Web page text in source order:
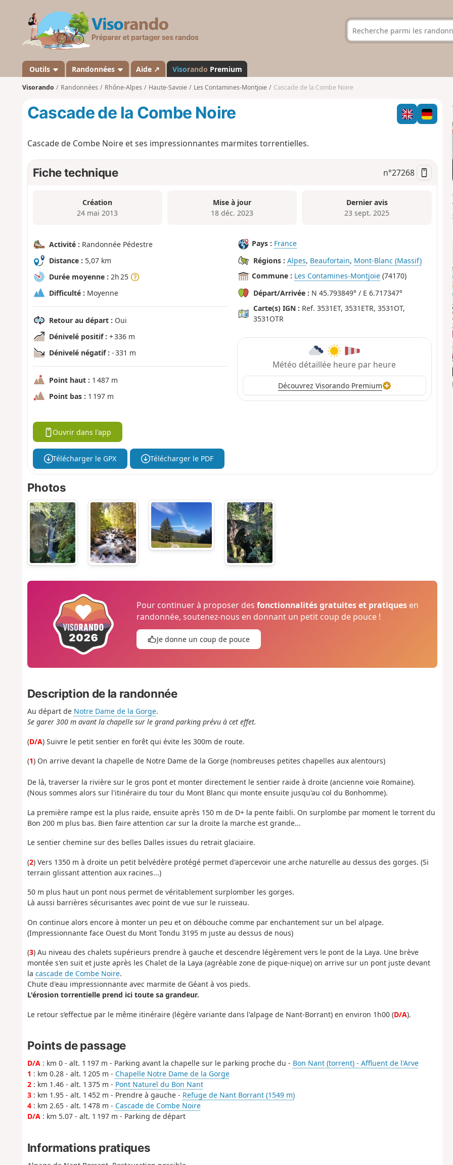
s
a
n
d
Outils Randonnées Aide ↗ Visorando Premium
Visorando Randonnées Rhône-Alpes Haute-Savoie Les Contamines-Montjoie Cascade de la Combe Noire
Cascade de la Combe Noire
Cascade de Combe Noire et ses impressionnantes marmites torrentielles.
Fiche technique n°27268
Création
24 mai 2013
Mise à jour
18 déc. 2023
Dernier avis
23 sept. 2025
Activité : Randonnée Pédestre
Distance : 5,07 km
Durée moyenne : 2h 25
Difficulté : Moyenne
Retour au départ : Oui
Dénivelé positif : + 336 m
Dénivelé négatif : - 331 m
Point haut : 1 487 m
Point bas : 1 197 m
Pays : France
Régions : Alpes, Beaufortain, Mont-Blanc (Massif)
Commune : Les Contamines-Montjoie (74170)
Départ/Arrivée : N 45.793849° / E 6.717347°
Carte(s) IGN : Ref. 3531ET, 3531ETR, 3531OT,
3531OTR
Météo détaillée heure par heure
Découvrez Visorando Premium
Ouvrir dans l'app
Télécharger le GPX Télécharger le PDF
Photos
Pour continuer à proposer desfonctionnalités gratuites et pratiques en
randonnée, soutenez-nous en donnant un petit coup de pouce !
Je donne un coup de pouce
Description de la randonnée
Au départ de Notre Dame de la Gorge.
Se garer 300 m avant la chapelle sur le grand parking prévu à cet effet.
(D/A) Suivre le petit sentier en forêt qui évite les 300m de route.
(1) On arrive devant la chapelle de Notre Dame de la Gorge (nombreuses petites chapelles aux alentours)
De là, traverser la rivière sur le gros pont et monter directement le sentier raide à droite (ancienne voie Romaine).
(Nous sommes alors sur l'itinéraire du tour du Mont Blanc qui monte ensuite jusqu'au col du Bonhomme).
La première rampe est la plus raide, ensuite après 150 m de D+ la pente faibli. On surplombe par moment le torrent du
Bon 200 m plus bas. Bien faire attention car sur la droite la marche est grande...
Le sentier chemine sur des belles Dalles issues du retrait glaciaire.
(2) Vers 1350 m à droite un petit belvédère protégé permet d'apercevoir une arche naturelle au dessus des gorges. (Si
terrain glissant attention aux racines...)
50 m plus haut un pont nous permet de véritablement surplomber les gorges.
Là aussi barrières sécurisantes avec point de vue sur le ruisseau.
On continue alors encore à monter un peu et on débouche comme par enchantement sur un bel alpage.
(Impressionnante face Ouest du Mont Tondu 3195 m juste au dessus de nous)
(3) Au niveau des chalets supérieurs prendre à gauche et descendre légèrement vers le pont de la Laya. Une brève
montée s'en suit et juste après les Chalet de la Laya (agréable zone de pique-nique) on arrive sur un pont juste devant
la cascade de Combe Noire.
Chute d'eau impressionnante avec marmite de Géant à vos pieds.
L'érosion torrentielle prend ici toute sa grandeur.
Le retour s’effectue par le même itinéraire (légère variante dans l'alpage de Nant-Borrant) en environ 1h00 (D/A).
Points de passage
D/A: km 0 - alt. 1 197 m - Parking avant la chapelle sur le parking proche du - Bon Nant (torrent) - Affluent de l'Arve
1 : km 0.28 - alt. 1 205 m - Chapelle Notre Dame de la Gorge
2: km 1.46 - alt. 1 375 m - Pont Naturel du Bon Nant
3: km 1.95 - alt. 1 452 m - Prendre à gauche - Refuge de Nant Borrant (1549 m)
4: km 2.65 - alt. 1 478 m - Cascade de Combe Noire
D/A: km 5.07 - alt. 1 197 m - Parking de départ
Informations pratiques